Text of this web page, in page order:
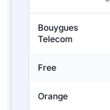
Bouygues
Telecom
Free
Orange